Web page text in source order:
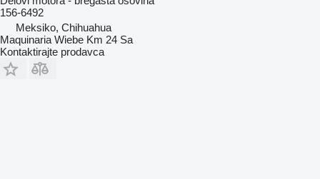
156-6492
Meksiko, Chihuahua
Maquinaria Wiebe Km 24 Sa
Kontaktirajte prodavca